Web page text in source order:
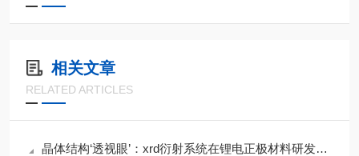
相关文章
RELATED ARTICLES
晶体结构‘透视眼’：xrd衍射系统在锂电正极材料研发中的关键作用